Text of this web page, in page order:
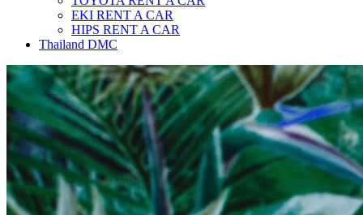
EKI RENT A CAR
HIPS RENT A CAR
Thailand DMC